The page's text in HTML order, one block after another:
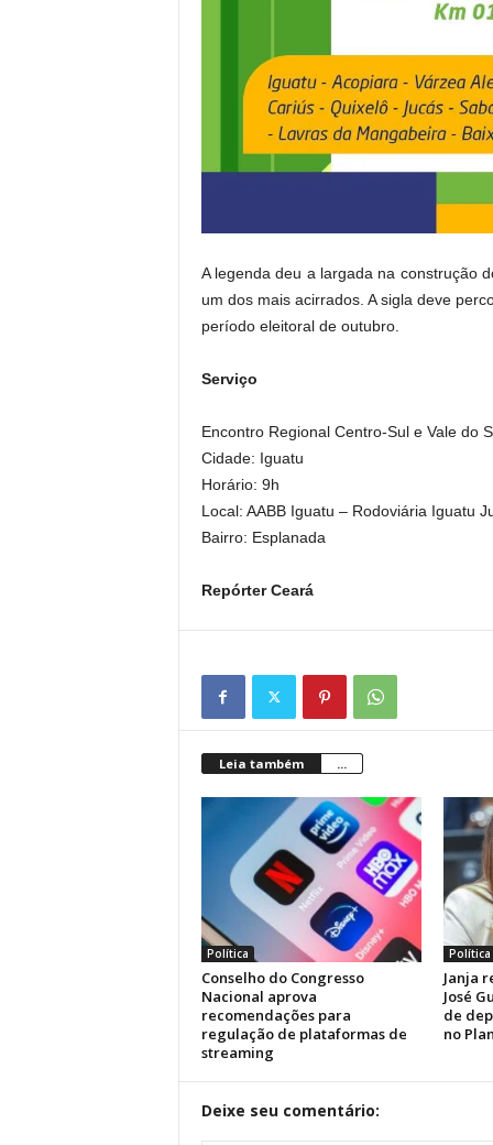
A legenda deu a largada na construção
um dos mais acirrados. A sigla deve
período eleitoral de outubro.
Serviço
Encontro Regional Centro-Sul e Vale do
Cidade: Iguatu
Horário: 9h
Local: AABB Iguatu – Rodoviária Iguatu
Bairro: Esplanada
Repórter Ceará
Leia também ...
Política
Conselho do Congresso
Nacional aprova
recomendações para
regulação de plataformas de
streaming
Política
Janja
José
de
no
Deixe seu comentário: